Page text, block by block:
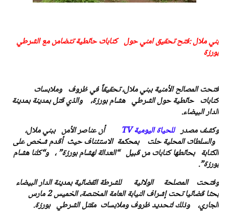
بني ملال :فتح تحقيق امني حول كتابات حائطية تتضامن مع الشرطي
بورزة
فتحت المصالح الأمنية ببني ملال، تحقيقاً في ظروف وملابسات
كتابات حائطية حول الشرطي هشام بورزة، والذي قتل بمدينة بمدينة
الدار البيضاء.
وكشف مصدر للحياة اليومية TV
أن عناصر الأمن ببني ملال،
والسلطات المحلية حلت بمحكمة الاستئناف حيث أقدم شخص على
الكتابة بحائطها كتابات من قبيل “العدالة لهشام بورزة” ، و“كلنا هشام
بورزة”.
وفتحت المصلحة الولائية للشرطة القضائية بمدينة الدار البيضاء
بحثا قضائيا تحت إشراف النيابة العامة المختصة، الخميس 2 مارس
الجاري، وذلك لتحديد ظروف وملابسات مقتل الشرطي بورزة.